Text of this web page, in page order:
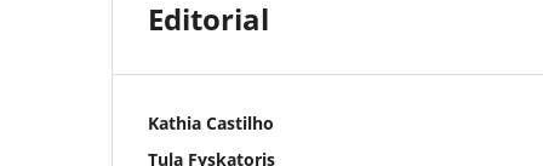
Editorial
Kathia Castilho
Tula Fyskatoris